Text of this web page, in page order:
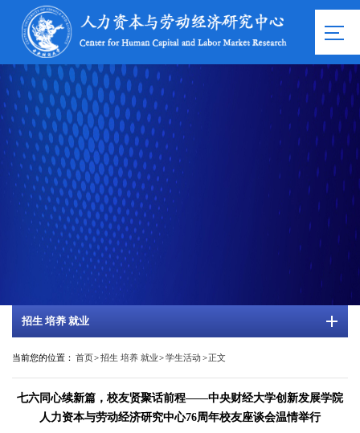
招生 培养 就业
当前您的位置： 首页>招生 培养 就业>学生活动 >正文
七六同心续新篇，校友贤聚话前程——中央财经大学创新发展学院
人力资本与劳动经济研究中心76周年校友座谈会温情举行